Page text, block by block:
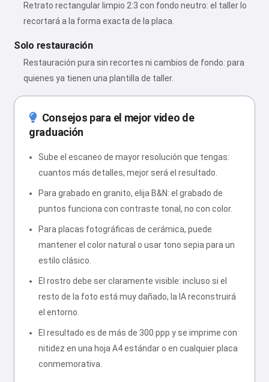
Retrato rectangular limpio 2:3 con fondo neutro: el taller lo
recortará a la forma exacta de la placa.
Solo restauración
Restauración pura sin recortes ni cambios de fondo: para
quienes ya tienen una plantilla de taller.
Consejos para el mejor video de
graduación
Sube el escaneo de mayor resolución que tengas:
cuantos más detalles, mejor será el resultado.
Para grabado en granito, elija B&N: el grabado de
puntos funciona con contraste tonal, no con color.
Para placas fotográficas de cerámica, puede
mantener el color natural o usar tono sepia para un
estilo clásico.
El rostro debe ser claramente visible: incluso si el
resto de la foto está muy dañado, la IA reconstruirá
el entorno.
El resultado es de más de 300 ppp y se imprime con
nitidez en una hoja A4 estándar o en cualquier placa
conmemorativa.